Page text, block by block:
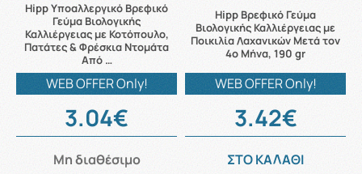
Hipp Υποαλλεργικό Βρεφικό
Γεύμα Βιολογικής
Καλλιέργειας με Κοτόπουλο,
Πατάτες & Φρέσκια Ντομάτα
Από …
WEB OFFER Only!
3.04€
Μη διαθέσιμο
Hipp Βρεφικό Γεύμα
Βιολογικής Καλλιέργειας με
Ποικιλία Λαχανικών Μετά τον
4ο Μήνα, 190 gr
WEB OFFER Only!
3.42€
ΣΤΟ ΚΑΛΑΘΙ